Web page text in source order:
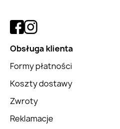
Obsługa klienta
Formy płatności
Koszty dostawy
Zwroty
Reklamacje